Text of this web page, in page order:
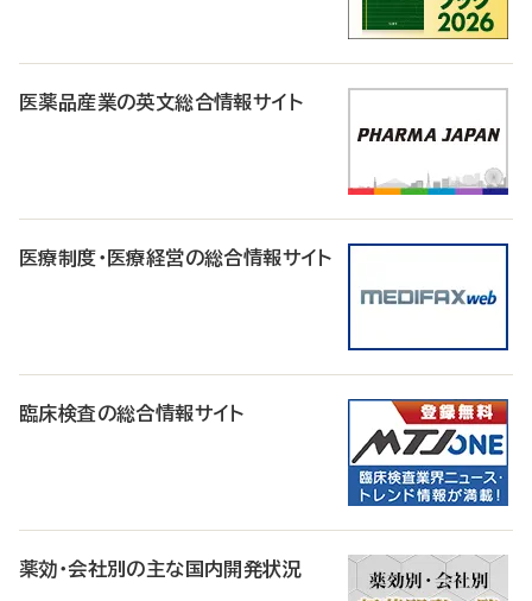
医薬品産業の英文総合情報サイト
医療制度・医療経営の総合情報サイト
臨床検査の総合情報サイト
薬効・会社別の主な国内開発状況